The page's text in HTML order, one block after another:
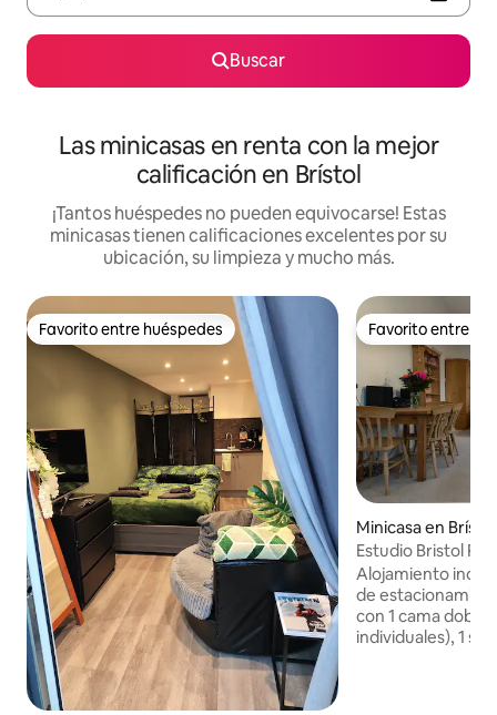
Buscar
Las minicasas en renta con la mejor
calificación en Brístol
¡Tantos huéspedes no pueden equivocarse! Estas
minicasas tienen calificaciones excelentes por su
ubicación, su limpieza y mucho más.
Favorito entre huéspedes
Favorito entre huéspedes Favorito entre
Favorito entre
Minicasa en Brístol
Estudio Bristol
estacionamiento
Alojamiento
de
con 1 cama doble
individuales), 1